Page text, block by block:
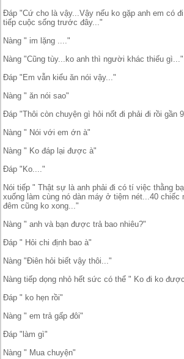
Đáp "Cứ cho là vậy...Vậy nếu ko gặp anh em có
tiếp cuộc sống trước đây..."
Nàng " im lặng ...."
Nàng "Cũng tùy...ko anh thì người khác thiếu gì..."
Đáp "Em vẫn kiểu ăn nói vậy..."
Nàng " ăn nói sao"
Đáp "Thôi còn chuyện gì hỏi nốt đi phải đi rồi gần
Nàng " Nói với em ớn à"
Nàng " Ko đáp lại được à"
Đáp "Ko...."
Nói tiếp " Thật sự là anh phải đi có tí việc thằng
xuống làm cùng nó dàn máy ở tiệm nét...40 chiếc
đêm cũng ko xong..."
Nàng " anh và bạn được trả bao nhiêu?"
Đáp " Hỏi chi định bao à"
Nàng "Điên hỏi biết vậy thôi..."
Nàng tiếp dọng nhỏ hết sức có thể " Ko đi ko
Đáp " ko hẹn rồi"
Nàng " em trả gấp đôi"
Đáp "làm gì"
Nàng " Mua chuyện"